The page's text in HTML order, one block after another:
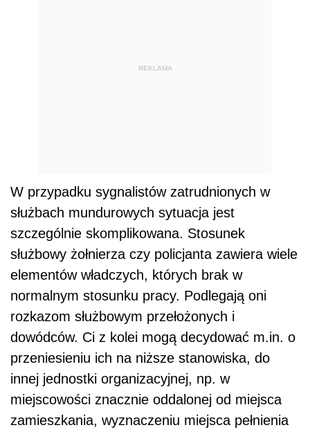
REKLAMA
W przypadku sygnalistów zatrudnionych w
służbach mundurowych sytuacja jest
szczególnie skomplikowana. Stosunek
służbowy żołnierza czy policjanta zawiera wiele
elementów władczych, których brak w
normalnym stosunku pracy. Podlegają oni
rozkazom służbowym przełożonych i
dowódców. Ci z kolei mogą decydować m.in. o
przeniesieniu ich na niższe stanowiska, do
innej jednostki organizacyjnej, np. w
miejscowości znacznie oddalonej od miejsca
zamieszkania, wyznaczeniu miejsca pełnienia